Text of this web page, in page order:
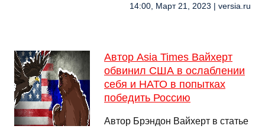
14:00, Март 21, 2023 | versia.ru
Автор Asia Times Вайхерт
обвинил США в ослаблении
себя и НАТО в попытках
победить Россию
Автор Брэндон Вайхерт в статье